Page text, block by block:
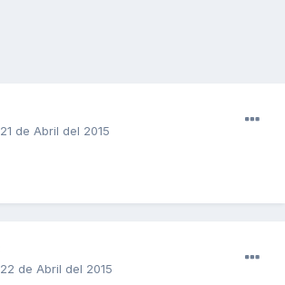
21 de Abril del 2015
22 de Abril del 2015